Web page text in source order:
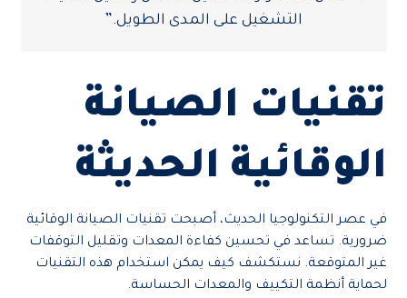
التشغيل على المدى الطويل.”
تقنيات الصيانة
الوقائية الحديثة
في عصر التكنولوجيا الحديث، أصبحت تقنيات الصيانة الوقائية
ضرورية. تساعد في تحسين كفاءة المعدات وتقليل التوقفات
غير المتوقعة. نستكشف كيف يمكن استخدام هذه التقنيات
لحماية أنظمة التكييف والمعدات الحساسة.